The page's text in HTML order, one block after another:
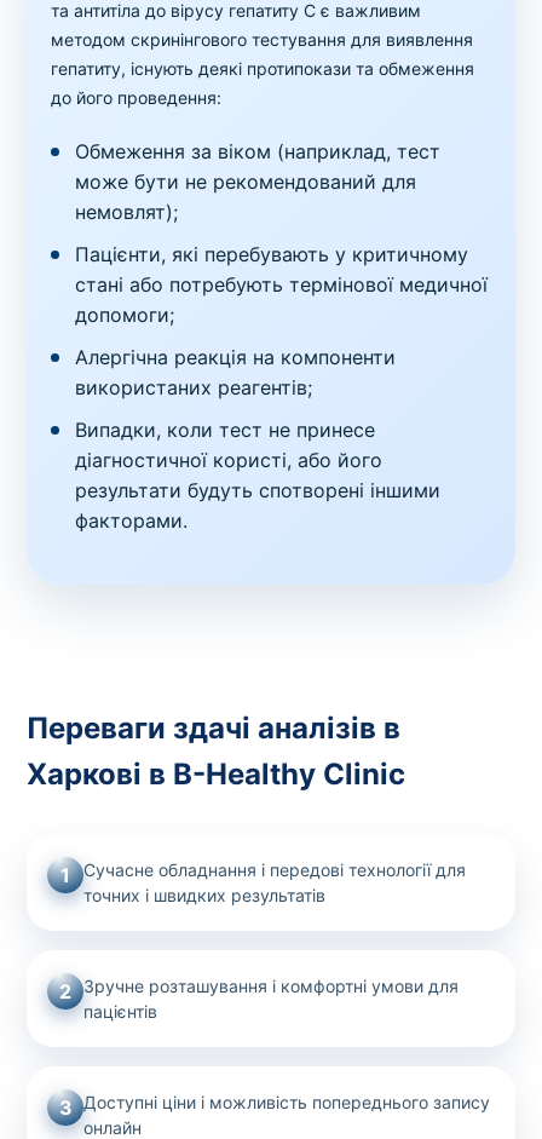
та антитіла до вірусу гепатиту C є важливим
методом скринінгового тестування для виявлення
гепатиту, існують деякі протипокази та обмеження
до його проведення:
Обмеження за віком (наприклад, тест
може бути не рекомендований для
немовлят);
Пацієнти, які перебувають у критичному
стані або потребують термінової медичної
допомоги;
Алергічна реакція на компоненти
використаних реагентів;
Випадки, коли тест не принесе
діагностичної користі, або його
результати будуть спотворені іншими
факторами.
Переваги здачі аналізів в
Харкові в B-Healthy Clinic
1
Сучасне обладнання і передові технології для
точних і швидких результатів
2
Зручне розташування і комфортні умови для
пацієнтів
3 Доступні ціни і можливість попереднього запису
онлайн